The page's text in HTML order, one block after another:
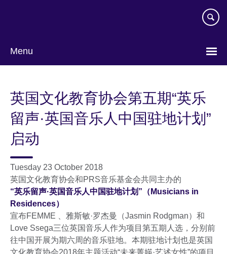
Menu
language
英国文化教育协会第五期“英乐
留声·英国音乐人中国驻地计划”
启动
Tuesday 23 October 2018
英国文化教育协会和PRS音乐基金会共同主办的
“英乐留声·英国音乐人中国驻地计划”（Musicians in
Residences）
宣布FEMME 、雅斯敏·罗杰曼（Jasmin Rodgman）和
Love Ssega三位英国音乐人作为项目第五期人选，分别前
往中国开展为期六周的音乐驻地。本期驻地计划也是英国
文化教育协会2018年主题活动“未来菁媖·艺述女性”的项目